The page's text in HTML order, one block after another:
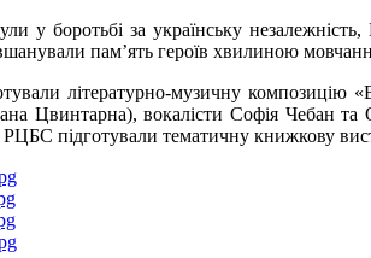
у боротьбі за українську
пам’ять героїв хвилиною
літературно-музичну композицію
Цвинтарна), вокалісти Софія Чебан
підготували тематичну книжкову